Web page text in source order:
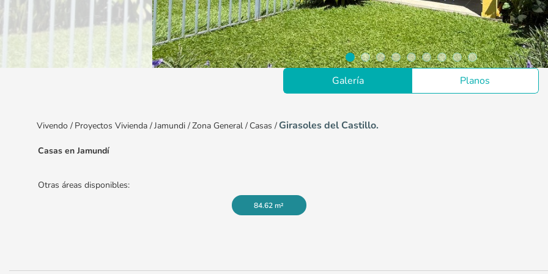
Galería Planos
Vivendo / Proyectos Vivienda /Jamundi /Zona General / Casas / Girasoles del Castillo.
Casas en Jamundí
Otras áreas disponibles:
84.62 m²